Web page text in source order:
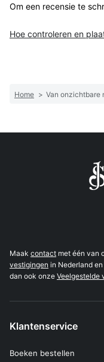
Om een recensie te
Hoe controleren en
Home > Van onzichtbare
Maak contact met één van
vestigingen in Nederland
dan ook onze Veelgestelde
Klantenservice
Boeken bestellen